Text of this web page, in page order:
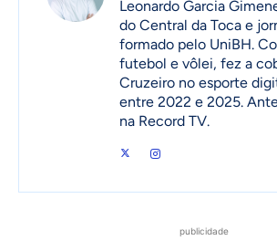
Leonardo Garcia
do Central da Toca e
formado pelo UniBH.
futebol e vôlei, fez a
Cruzeiro no esporte
entre 2022 e 2025.
na Record TV.
publicidade